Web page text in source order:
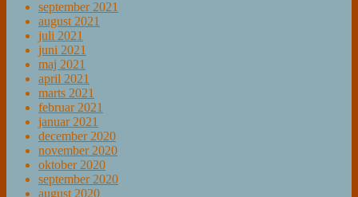
september 2021
august 2021
juli 2021
juni 2021
maj 2021
april 2021
marts 2021
februar 2021
januar 2021
december 2020
november 2020
oktober 2020
september 2020
august 2020